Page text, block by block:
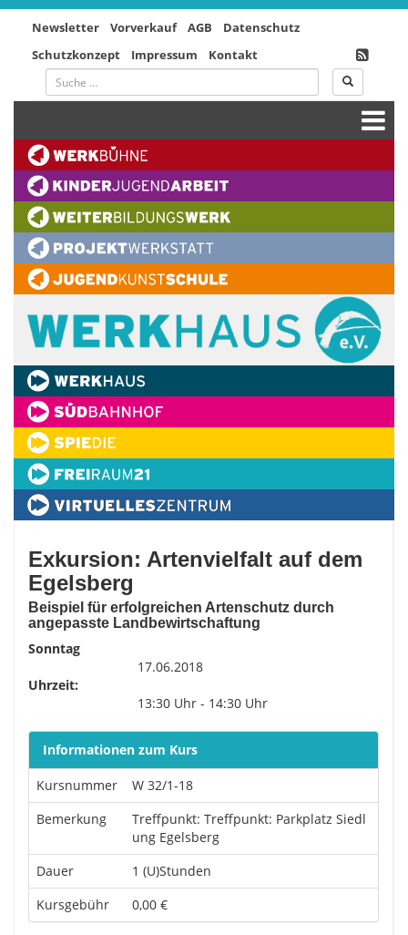
Newsletter Vorverkauf AGB
Datenschutz
Schutzkonzept
Impressum Kontakt
Exkursion: Artenvielfalt auf dem
Egelsberg
Beispiel für erfolgreichen Artenschutz durch
angepasste Landbewirtschaftung
Sonntag
17.06.2018
Uhrzeit:
13:30 Uhr - 14:30 Uhr
Informationen zum Kurs
Kursnummer
W 32/1-18
Bemerkung
Treffpunkt: Treffpunkt: Parkplatz Siedl
ung Egelsberg
Dauer
1 (U)Stunden
Kursgebühr
0,00 €